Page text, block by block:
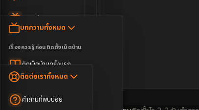
เน็ตบ้าน 2Gbps
เน็ตบ้านพร้อมกล่องทีวี
เน็ตบ้าน + Netflix
เน็ตบ้าน + บริการเสริม
AIS Play Box
Dongle เน็ตสำรอง
บทความทั้งหมด
เรื่องควรรู้ก่อนติดตั้งเน็ตบ้าน
ติดเน็ตบ้านครั้งแรก
ข่าวสาร
ติดต่อเราทั้งหมด
คำถามที่พบบ่อย
🇹🇭🇬🇧